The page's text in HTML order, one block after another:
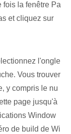
fois la fenêtre Pa
et cliquez sur
l'ongle
Vous trouver
y compris le nu
page jusqu'à
Window
de build de Wi